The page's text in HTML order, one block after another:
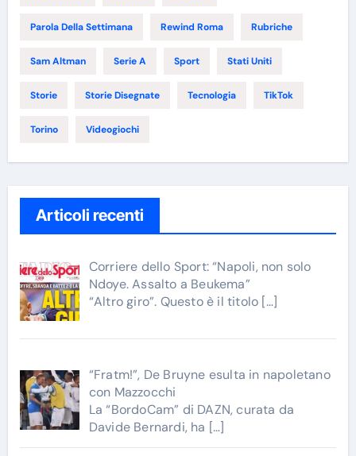
Parola Della Settimana Rewind Roma Rubriche
Sam Altman Serie A Sport Stati Uniti
Storie Storie Disegnate Tecnologia TikTok
Torino Videogiochi
Articoli recenti
Corriere dello Sport: “Napoli, non solo
Ndoye. Assalto a Beukema”
“Altro giro”. Questo è il titolo […]
“Fratm!”, De Bruyne esulta in napoletano
con Mazzocchi
La “BordoCam” di DAZN, curata da
Davide Bernardi, ha […]